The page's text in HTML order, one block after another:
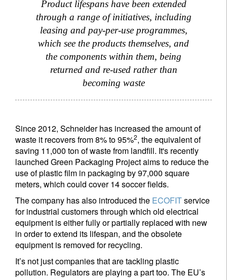
Product lifespans have been extended
through a range of initiatives, including
leasing and pay-per-use programmes,
which see the products themselves, and
the components within them, being
returned and re-used rather than
becoming waste
Since 2012, Schneider has increased the amount of
waste it recovers from 8% to 95%2, the equivalent of
saving 11,000 ton of waste from landfill. It's recently
launched Green Packaging Project aims to reduce the
use of plastic film in packaging by 97,000 square
meters, which could cover 14 soccer fields.
The company has also introduced the ECOFITservice
for industrial customers through which old electrical
equipment is either fully or partially replaced with new
in order to extend its lifespan, and the obsolete
equipment is removed for recycling.
It’s not just companies that are tackling plastic
pollution. Regulators are playing a part too. The EU’s
Title First Name
Last Name
Country of residence
I'm not an US citizen*
Ihre Informationen werden in Übereinstimmung
mit unsererDatenschutzerklärung verwendet.
Registrieren